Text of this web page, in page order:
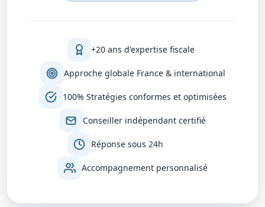
+20 ans d'expertise fiscale
Approche globale France & international
100% Stratégies conformes et optimisées
Conseiller indépendant certifié
Réponse sous 24h
Accompagnement personnalisé